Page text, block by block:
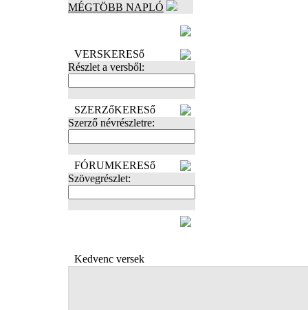
MÉGTÖBB NAPLÓ
VERSKERESő
Részlet a versből:
SZERZőKERESő
Szerző névrészletre:
FÓRUMKERESő
Szövegrészlet:
Kedvenc versek